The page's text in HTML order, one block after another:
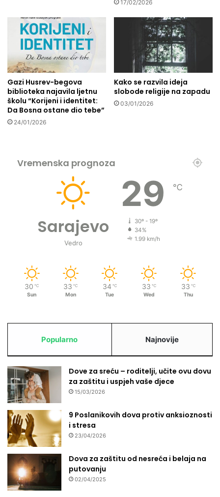
a
z
o
v
i
ž
r
e
i
z
i
17/02/2026
Gazi Husrev-begova
biblioteka najavila ljetnu
školu “Korijeni i identitet:
Da Bosna ostane dio tebe”
24/01/2026
Kako se razvila ideja
slobode religije na zapadu
03/01/2026
Vremenska prognoza
Sarajevo
Vedro
29 ℃
30º - 19º
34%
1.99 km/h
30 ℃
Sun
33 ℃
Mon
34 ℃
Tue
33 ℃
Wed
33 ℃
Thu
Popularno Najnovije
Dove za sreću – roditelji, učite ovu dovu
za zaštitu i uspjeh vaše djece
15/03/2026
9 Poslanikovih dova protiv anksioznosti
i stresa
23/04/2026
Dova za zaštitu od nesreća i belaja na
putovanju
02/04/2025